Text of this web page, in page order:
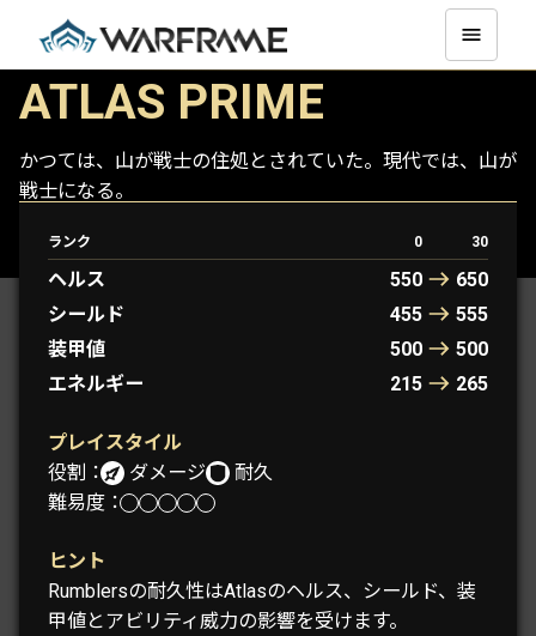
ATLAS PRIME
かつては、山が戦士の住処とされていた。現代では、山が
戦士になる。
ランク 0 30
ヘルス 550
650
シールド
455
555
装甲値
500
500
エネルギー
215 265
プレイスタイル
役割：
ダメージ
耐久
難易度：
ヒント
Rumblersの耐久性はAtlasのヘルス、シールド、装
甲値とアビリティ威力の影響を受けます。